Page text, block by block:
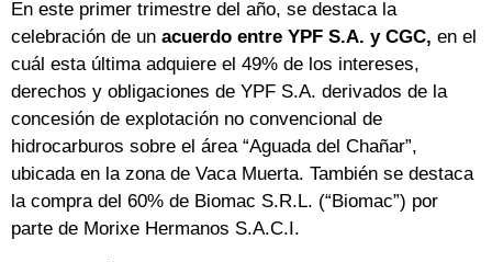
En este primer trimestre del año, se destaca la
celebración de un acuerdo entre YPF S.A. y CGC, en el
cuál esta última adquiere el 49% de los intereses,
derechos y obligaciones de YPF S.A. derivados de la
concesión de explotación no convencional de
hidrocarburos sobre el área “Aguada del Chañar”,
ubicada en la zona de Vaca Muerta. También se destaca
la compra del 60% de Biomac S.R.L. (“Biomac”) por
parte de Morixe Hermanos S.A.C.I.